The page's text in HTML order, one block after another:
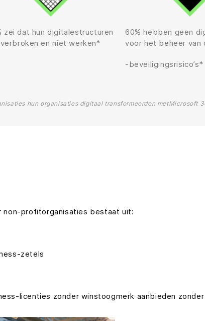
zei dat hun digitalestructuren
en niet werken*
60% hebben geen
voor het beheer van
-beveiligingsrisico’s*
hun organisaties digitaal transformeerden metMicrosoft
non-profitorganisaties bestaat uit:
zetels
licenties zonder winstoogmerk aanbieden